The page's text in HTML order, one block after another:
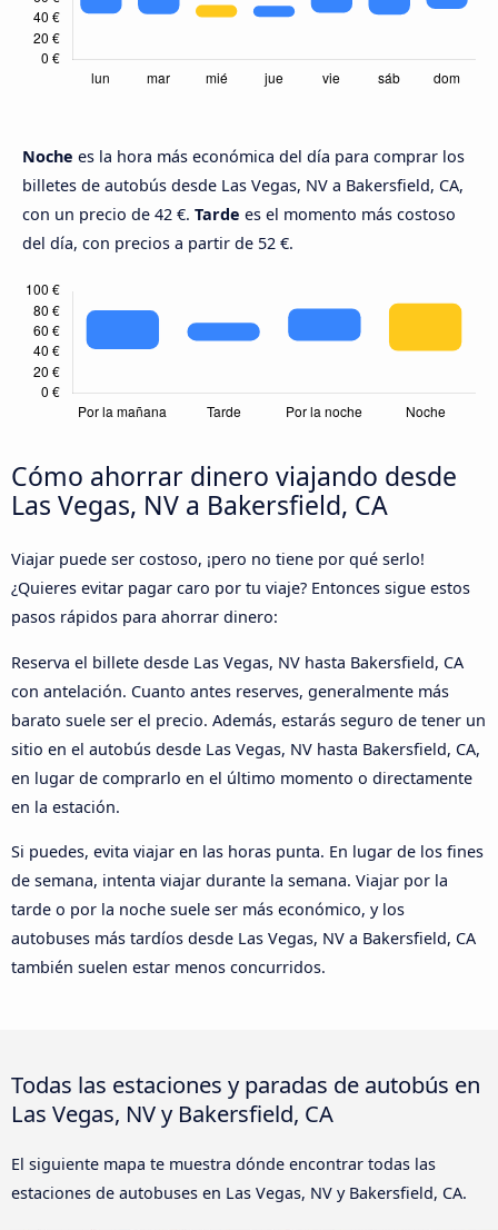
Noche es la hora más económica del día para comprar los
billetes de autobús desde Las Vegas, NV a Bakersfield, CA,
con un precio de 42 €. Tarde es el momento más costoso
del día, con precios a partir de 52 €.
Cómo ahorrar dinero viajando desde
Las Vegas, NV a Bakersfield, CA
Viajar puede ser costoso, ¡pero no tiene por qué serlo!
¿Quieres evitar pagar caro por tu viaje? Entonces sigue estos
pasos rápidos para ahorrar dinero:
Reserva el billete desde Las Vegas, NV hasta Bakersfield, CA
con antelación. Cuanto antes reserves, generalmente más
barato suele ser el precio. Además, estarás seguro de tener un
sitio en el autobús desde Las Vegas, NV hasta Bakersfield, CA,
en lugar de comprarlo en el último momento o directamente
en la estación.
Si puedes, evita viajar en las horas punta. En lugar de los fines
de semana, intenta viajar durante la semana. Viajar por la
tarde o por la noche suele ser más económico, y los
autobuses más tardíos desde Las Vegas, NV a Bakersfield, CA
también suelen estar menos concurridos.
Todas las estaciones y paradas de autobús en
Las Vegas, NV y Bakersfield, CA
El siguiente mapa te muestra dónde encontrar todas las
estaciones de autobuses en Las Vegas, NV y Bakersfield, CA.